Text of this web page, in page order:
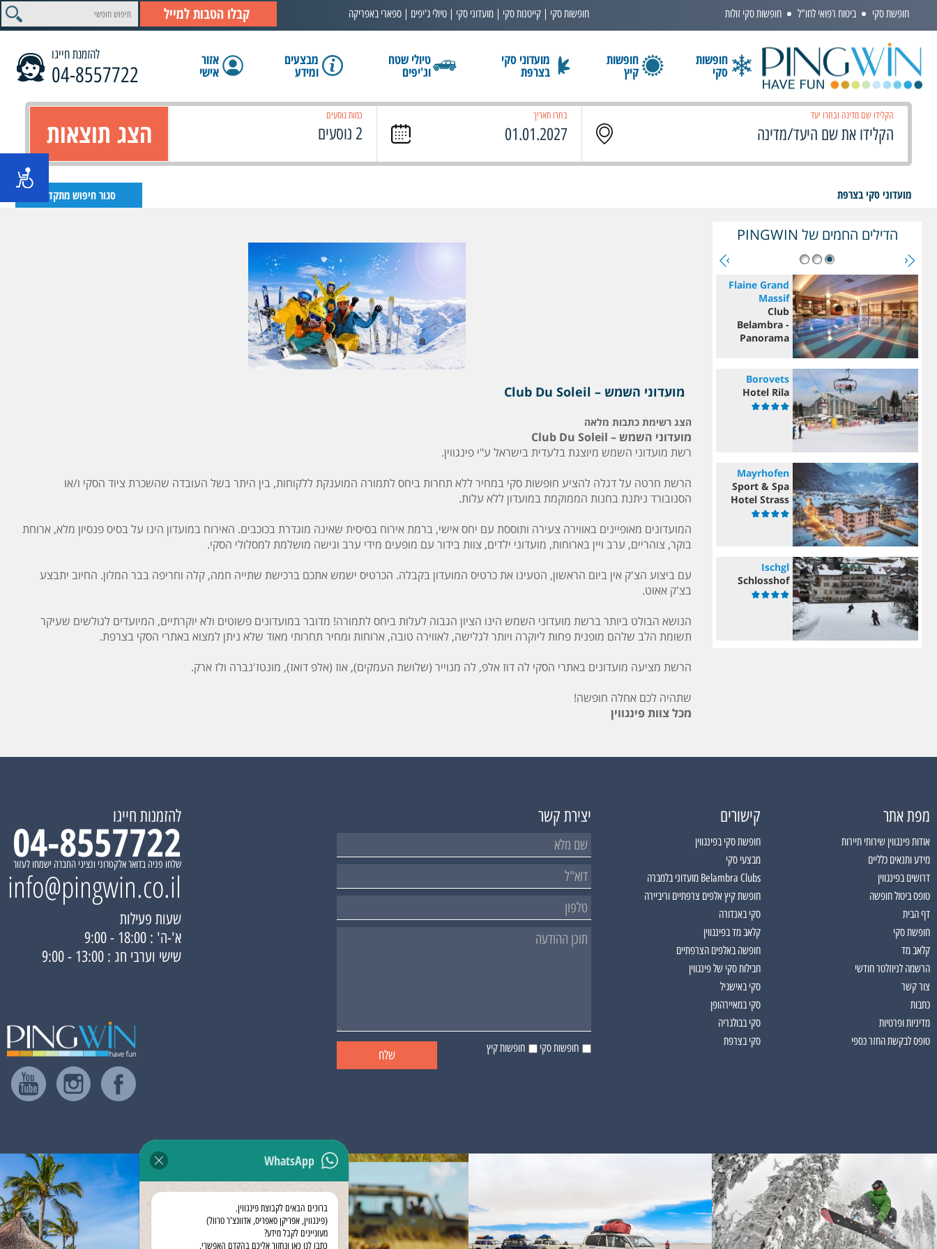
WhatsApp
ברוכים הבאים לקבוצת פינגווין.
(פינגווין, אפריקן סאפריס, אדוונצ'ר טרוול)
מעוניינים לקבל מידע?
כתבו לנו כאן ונחזור אליכם בהקדם האפשרי.
חופשות סקי | קייטנות סקי | מועדוני סקי | טיולי ג'יפים | ספארי באפריקה קבלו הטבות למייל חופשת סקי ביטוח רפואי לחו"ל חופשות סקי זולות
חופשות
סקי
חופשות
קיץ
מועדוני סקי
בצרפת
טיולי שטח
וג'יפים
מבצעים
ומידע
אזור
אישי
להזמנת חייגו
04-8557722
הקלידו שם מדינה ובחרו יעד בחרו תאריך כמות נוסעים
2 נוסעים הצג תוצאות
מועדוני סקי בצרפת
מועדוני השמש – Club Du Soleil
הצג רשימת כתבות מלאה
מועדוני השמש – Club Du Soleil
רשת מועדוני השמש מיוצגת בלעדית בישראל ע"י פינגווין.
הרשת חרטה על דגלה להציע חופשות סקי במחיר ללא תחרות ביחס לתמורה המוענקת ללקוחות, בין היתר בשל העובדה שהשכרת ציוד הסקי ו/או
הסנובורד ניתנת בחנות הממוקמת במועדון ללא עלות.
המועדונים מאופיינים באווירה צעירה ותוססת עם יחס אישי, ברמת אירוח בסיסית שאינה מוגדרת בכוכבים. האירוח במועדון הינו על בסיס פנסיון מלא, ארוחת
בוקר, צוהריים, ערב ויין בארוחות, מועדוני ילדים, צוות בידור עם מופעים מידי ערב וגישה מושלמת למסלולי הסקי.
עם ביצוע הצ'ק אין ביום הראשון, הטעינו את כרטיס המועדון בקבלה. הכרטיס ישמש אתכם ברכישת שתייה חמה, קלה וחריפה בבר המלון. החיוב יתבצע
בצ'ק אאוט.
הנושא הבולט ביותר ברשת מועדוני השמש הינו הציון הגבוה לעלות ביחס לתמורה! מדובר במועדונים פשוטים ולא יוקרתיים, המיועדים לגולשים שעיקר
תשומת הלב שלהם מופנית פחות ליוקרה ויותר לגלישה, לאווירה טובה, ארוחות ומחיר תחרותי מאוד שלא ניתן למצוא באתרי הסקי בצרפת.
הרשת מציעה מועדונים באתרי הסקי לה דוז אלפ, לה מנוייר (שלושת העמקים), אוז (אלפ דואז), מונטז'נברה ולז ארק.
שתהיה לכם אחלה חופשה!
מכל צוות פינגווין
הדילים החמים של PINGWIN
Flaine Grand
Massif
Club
Belambra -
Panorama
Borovets
Hotel Rila
Mayrhofen
Sport & Spa
Hotel Strass
Ischgl
Schlosshof
מפת אתר
אודות פינגווין שירותי תיירות
מידע ותנאים כלליים
דרושים בפינגווין
טופס ביטול חופשה
דף הבית
חופשת סקי
קלאב מד
הרשמה לניוזלטר חודשי
צור קשר
כתבות
מדיניות ופרטיות
טופס לבקשת החזר כספי
קישורים
חופשת סקי בפינגווין
מבצעי סקי
Belambra Clubs מועדוני בלמברה
חופשת קיץ אלפים צרפתיים וריביירה
סקי באנדורה
קלאב מד בפינגווין
חופשה באלפים הצרפתיים
חבילות סקי של פינגווין
סקי באישגיל
סקי במאיירהופן
סקי בבולגריה
סקי בצרפת
יצירת קשר
חופשות סקי חופשות קיץ
להזמנות חייגו
04-8557722
שלחו פניה בדואר אלקטרוני ונציגי החברה ישמחו לעזור
info@pingwin.co.il
שעות פעילות
א'-ה' : 18:00 - 9:00
שישי וערבי חג : 13:00 - 9:00